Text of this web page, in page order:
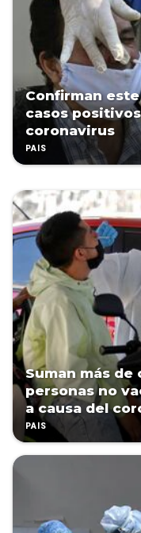
Confirman
casos
coronavirus
PAÍS
Suman más de
personas no
a causa del
PAÍS